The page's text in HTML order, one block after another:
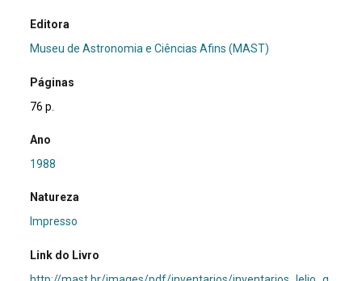
Editora
Museu de Astronomia e Ciências Afins (MAST)
Páginas
76 p.
Ano
1988
Natureza
Impresso
Link do Livro